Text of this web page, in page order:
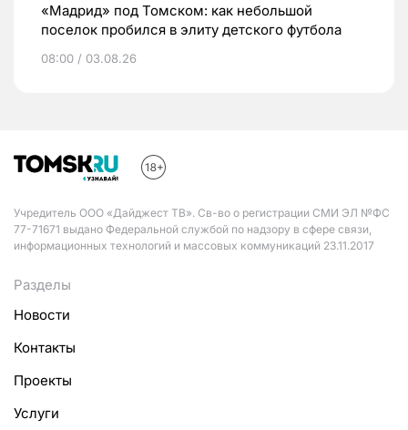
«Мадрид» под Томском: как небольшой
поселок пробился в элиту детского футбола
08:00 / 03.08.26
Учредитель ООО «Дайджест ТВ». Св-во о регистрации СМИ ЭЛ №ФС
77-71671 выдано Федеральной службой по надзору в сфере связи,
информационных технологий и массовых коммуникаций 23.11.2017
Разделы
Новости
Контакты
Проекты
Услуги